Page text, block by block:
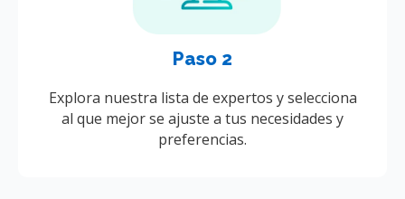
Paso 2
Explora nuestra lista de expertos y selecciona
al que mejor se ajuste a tus necesidades y
preferencias.